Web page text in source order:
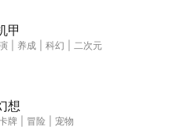
甲
养成 科幻
二次元
想
牌 冒险
宠物